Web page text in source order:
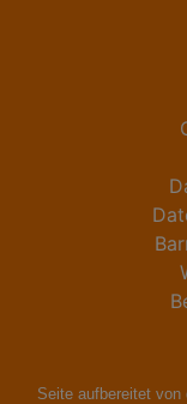
Seite aufbereitet